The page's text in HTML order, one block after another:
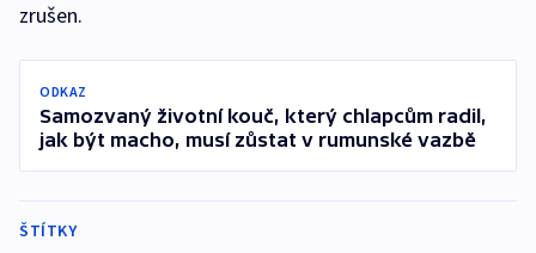
zrušen.
ODKAZ
Samozvaný životní kouč, který chlapcům radil,
jak být macho, musí zůstat v rumunské vazbě
ŠTÍTKY